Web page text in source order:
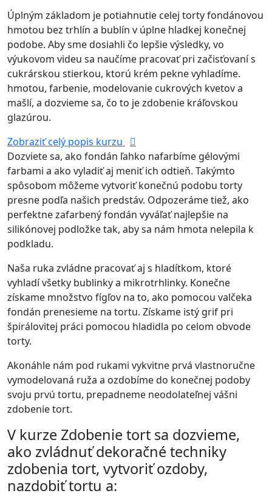
Úplným základom je potiahnutie celej torty fondánovou
hmotou bez trhlín a bublín v úplne hladkej konečnej
podobe. Aby sme dosiahli čo lepšie výsledky, vo
výukovom videu sa naučíme pracovať pri začisťovaní s
cukrárskou stierkou, ktorú krém pekne vyhladíme.
hmotou, farbenie, modelovanie cukrových kvetov a
mašlí, a dozvieme sa, čo to je zdobenie kráľovskou
glazúrou.
Zobraziť celý popis kurzu
Dozviete sa, ako fondán ľahko nafarbíme gélovými
farbami a ako vyladiť aj meniť ich odtieň. Takýmto
spôsobom môžeme vytvoriť konečnú podobu torty
presne podľa našich predstáv. Odpozeráme tiež, ako
perfektne zafarbený fondán vyváľať najlepšie na
silikónovej podložke tak, aby sa nám hmota nelepila k
podkladu.
Naša ruka zvládne pracovať aj s hladítkom, ktoré
vyhladí všetky bublinky a mikrotrhlinky. Konečne
získame množstvo fígľov na to, ako pomocou valčeka
fondán prenesieme na tortu. Získame istý grif pri
špirálovitej práci pomocou hladidla po celom obvode
torty.
Akonáhle nám pod rukami vykvitne prvá vlastnoručne
vymodelovaná ruža a ozdobíme do konečnej podoby
svoju prvú tortu, prepadneme neodolateľnej vášni
zdobenie tort.
V kurze Zdobenie tort sa dozvieme,
ako zvládnuť dekoračné techniky
zdobenia tort, vytvoriť ozdoby,
nazdobiť tortu a: